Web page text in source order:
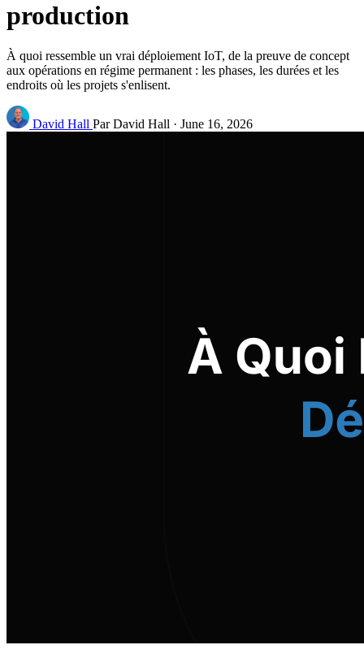
production
À quoi ressemble un vrai déploiement IoT, de la preuve de concept
aux opérations en régime permanent : les phases, les durées et les
endroits où les projets s'enlisent.
David Hall Par David Hall · June 16, 2026